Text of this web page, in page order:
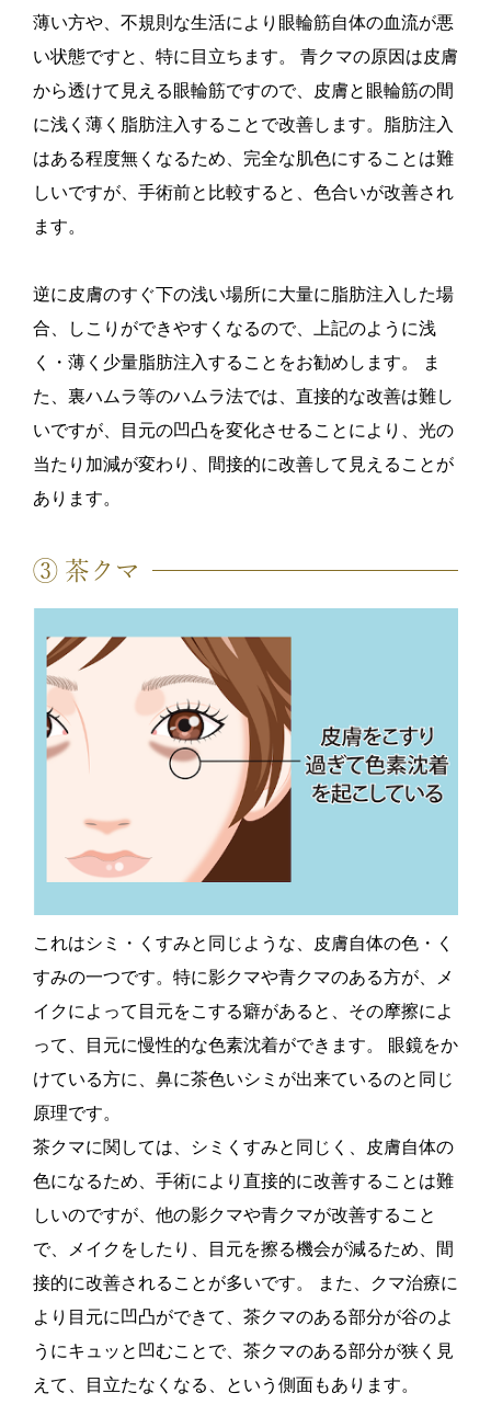
薄い方や、不規則な生活により眼輪筋自体の血流が悪
い状態ですと、特に目立ちます。 青クマの原因は皮膚
から透けて見える眼輪筋ですので、皮膚と眼輪筋の間
に浅く薄く脂肪注入することで改善します。脂肪注入
はある程度無くなるため、完全な肌色にすることは難
しいですが、手術前と比較すると、色合いが改善され
ます。
逆に皮膚のすぐ下の浅い場所に大量に脂肪注入した場
合、しこりができやすくなるので、上記のように浅
く・薄く少量脂肪注入することをお勧めします。 ま
た、裏ハムラ等のハムラ法では、直接的な改善は難し
いですが、目元の凹凸を変化させることにより、光の
当たり加減が変わり、間接的に改善して見えることが
あります。
③ 茶クマ
これはシミ・くすみと同じような、皮膚自体の色・く
すみの一つです。特に影クマや青クマのある方が、メ
イクによって目元をこする癖があると、その摩擦によ
って、目元に慢性的な色素沈着ができます。 眼鏡をか
けている方に、鼻に茶色いシミが出来ているのと同じ
原理です。
茶クマに関しては、シミくすみと同じく、皮膚自体の
色になるため、手術により直接的に改善することは難
しいのですが、他の影クマや青クマが改善すること
で、メイクをしたり、目元を擦る機会が減るため、間
接的に改善されることが多いです。 また、クマ治療に
より目元に凹凸ができて、茶クマのある部分が谷のよ
うにキュッと凹むことで、茶クマのある部分が狭く見
えて、目立たなくなる、という側面もあります。